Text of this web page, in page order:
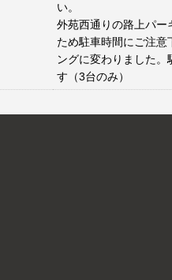
い。
外苑西通りの路上パー
ため駐車時間にご注
ングに変わりました
す（3台のみ）